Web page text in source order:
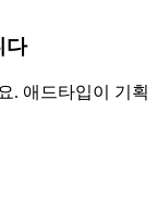
다
. 애드타입이 기획